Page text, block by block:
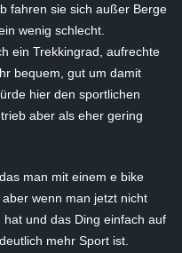
fahren sie sich außer Berge
wenig schlecht.
ein Trekkingrad, aufrechte
bequem, gut um damit
hier den sportlichen
aber als eher gering
man mit einem e bike
wenn man jetzt nicht
und das Ding einfach auf
mehr Sport ist.